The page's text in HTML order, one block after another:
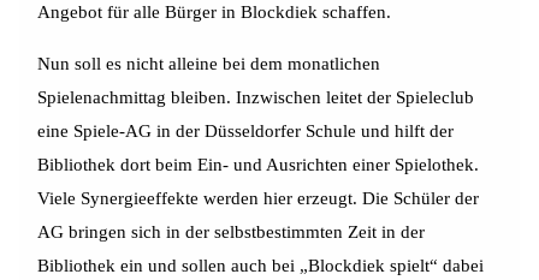
Angebot für alle Bürger in Blockdiek schaffen.
Nun soll es nicht alleine bei dem monatlichen
Spielenachmittag bleiben. Inzwischen leitet der Spieleclub
eine Spiele-AG in der Düsseldorfer Schule und hilft der
Bibliothek dort beim Ein- und Ausrichten einer Spielothek.
Viele Synergieeffekte werden hier erzeugt. Die Schüler der
AG bringen sich in der selbstbestimmten Zeit in der
Bibliothek ein und sollen auch bei „Blockdiek spielt“ dabei